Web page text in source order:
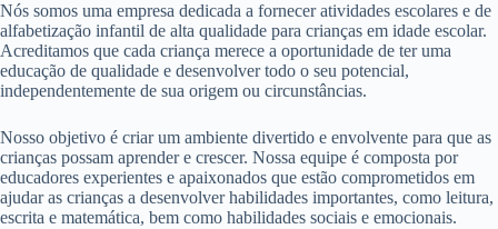
Nós somos uma empresa dedicada a fornecer atividades escolares e de
alfabetização infantil de alta qualidade para crianças em idade escolar.
Acreditamos que cada criança merece a oportunidade de ter uma
educação de qualidade e desenvolver todo o seu potencial,
independentemente de sua origem ou circunstâncias.
Nosso objetivo é criar um ambiente divertido e envolvente para que as
crianças possam aprender e crescer. Nossa equipe é composta por
educadores experientes e apaixonados que estão comprometidos em
ajudar as crianças a desenvolver habilidades importantes, como leitura,
escrita e matemática, bem como habilidades sociais e emocionais.